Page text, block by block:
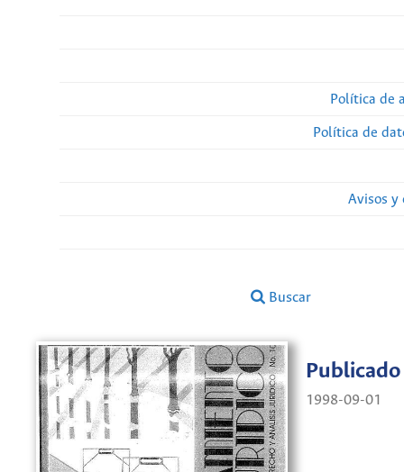
Política de
Política de
Avisos y
Buscar
Publicado
1998-09-01